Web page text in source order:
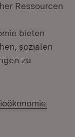
Ressourcen
bieten
sozialen
zu